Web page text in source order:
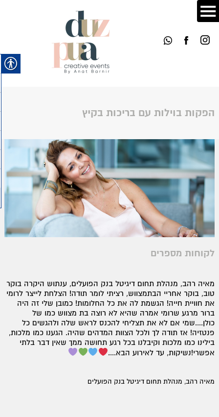
הפקות בוילות עם בריכות בקיץ
לקוחות מספרים
מאיה רהב, מנהלת תחום דיגיטל בנק הפועלים, ענתוש היקרה בוקר
טוב, בוקר אחריי הבתמצווש, רציתי לומר תודה! הצלחת לייצר לרומי
את חוויית חייה! הגשמת לה את כל החלומות! כמובן שלי זה היה
ברור מרגע שרומי אמרה שהיא לא רוצה בת מצווש כמו של
כולן....שמי אם לא את תצליחי להכנס לראש שלה ולהגשים כל
פנטזיה! אז תודה לך ולכל הצוות המדהים שהיה. הגענו כמו מלכות,
בילינו כמו מלכות וקיבלנו בכל רגע תחושה ממך שאין דבר בלתי
אפשרי!נשיקות, עד לאירוע הבא....
מאיה רהב, מנהלת תחום דיגיטל בנק הפועלים